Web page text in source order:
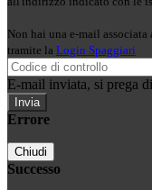
Non hai una e-mail
tramite la Login Spaggiari
E-mail inviata, si prega
Errore
Chiudi
Successo